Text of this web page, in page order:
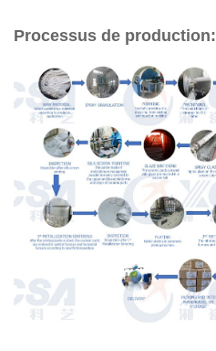
Processus de production: